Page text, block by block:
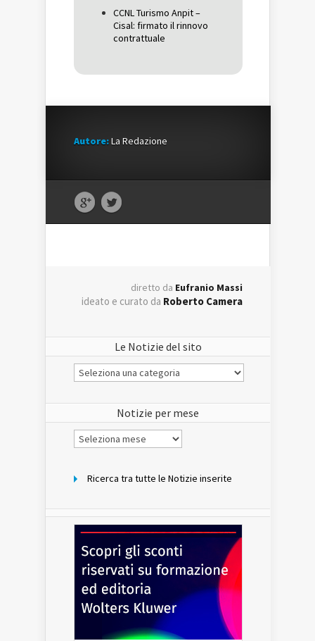
CCNL Turismo Anpit –
Cisal: firmato il rinnovo
contrattuale
Autore:La Redazione
diretto da Eufranio Massi
ideato e curato da Roberto Camera
Le Notizie del sito
Le
Notizie
Notizie per mese
Notizie
per
Ricerca tra tutte le Notizie inserite